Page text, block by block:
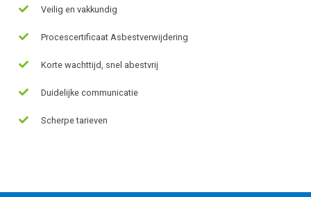
Veilig en vakkundig
Procescertificaat Asbestverwijdering
Korte wachttijd, snel abestvrij
Duidelijke communicatie
Scherpe tarieven